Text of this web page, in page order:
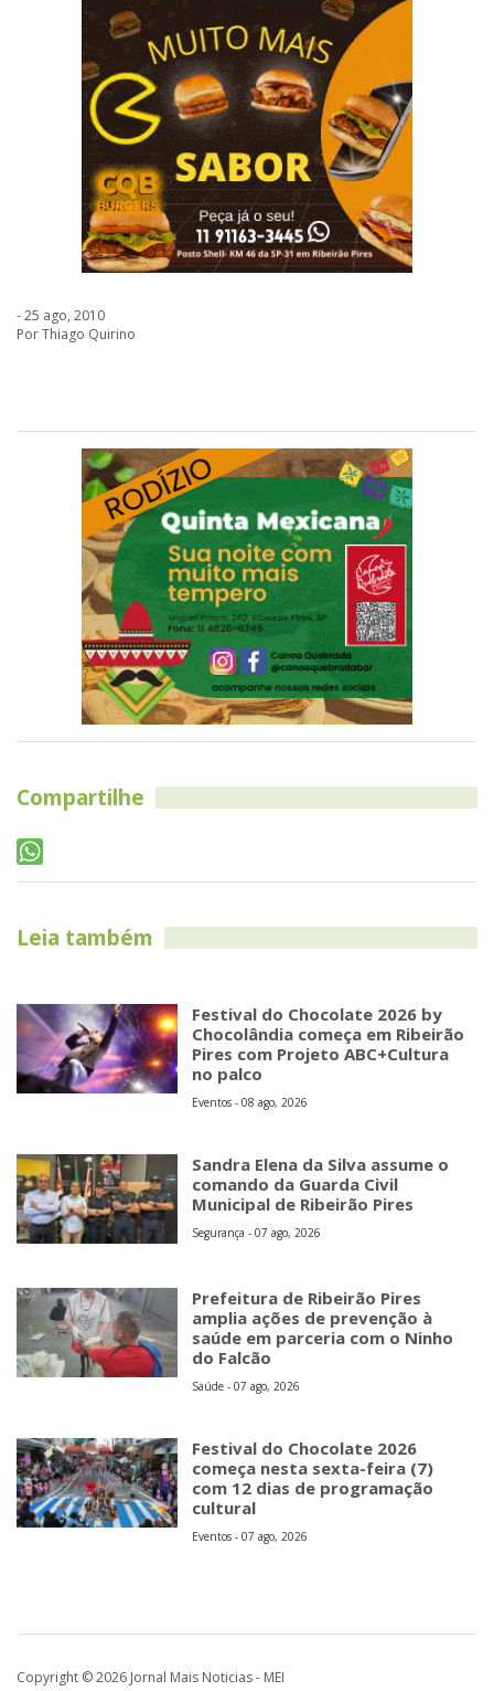
- 25 ago, 2010
Por Thiago Quirino
Compartilhe
Leia também
Festival do Chocolate 2026 by
Chocolândia começa em Ribeirão
Pires com Projeto ABC+Cultura
no palco
Eventos - 08 ago, 2026
Sandra Elena da Silva assume o
comando da Guarda Civil
Municipal de Ribeirão Pires
Segurança - 07 ago, 2026
Prefeitura de Ribeirão Pires
amplia ações de prevenção à
saúde em parceria com o Ninho
do Falcão
Saúde - 07 ago, 2026
Festival do Chocolate 2026
começa nesta sexta-feira (7)
com 12 dias de programação
cultural
Eventos - 07 ago, 2026
Copyright © 2026 Jornal Mais Noticias - MEI